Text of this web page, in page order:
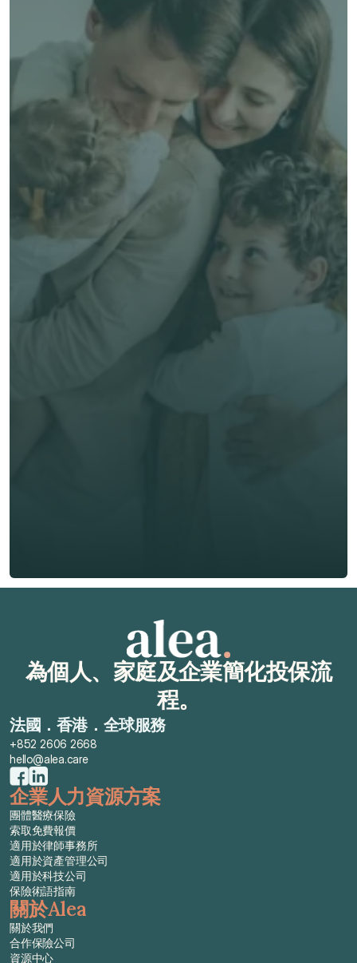
了解 Alea 賣點
免費獲得個人化專屬報價
專業客觀建議，全程貼心跟進
節省時間與保費成本，享無憂投保體驗
立即獲取獨立客觀建議
索取免費報價
為個人、家庭及企業簡化投保流
程。
法國．香港．全球服務
+852 2606 2668
hello@alea.care
企業人力資源方案
團體醫療保險
索取免費報價
適用於律師事務所
適用於資產管理公司
適用於科技公司
保險術語指南
關於Alea
關於我們
合作保險公司
資源中心